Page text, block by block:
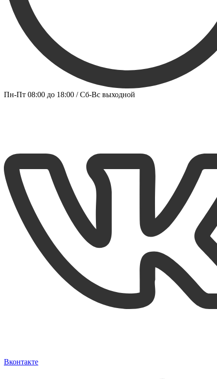
Пн-Пт 08:00 до 18:00 / Сб-Вс выходной
Вконтакте